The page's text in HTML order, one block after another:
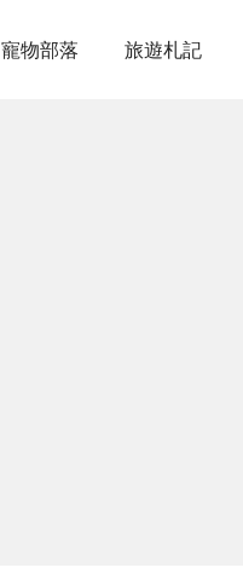
寵物部落 旅遊札記